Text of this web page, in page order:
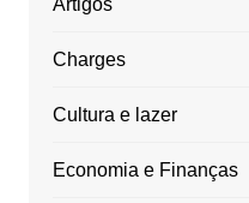
Artigos
Charges
Cultura e lazer
Economia e Finanças